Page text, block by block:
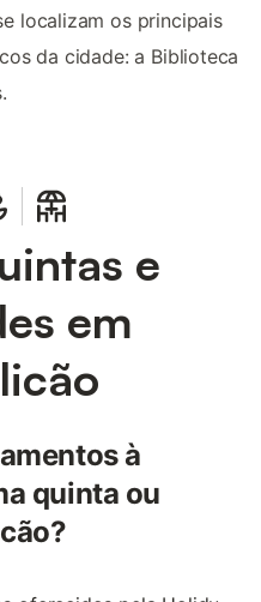
localizam os principais
da cidade: a Biblioteca
e
em
à
quinta ou